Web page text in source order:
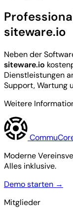
siteware.io
Neben der
siteware.io
Dienstleistungen
Support, Wartung
Weitere
Commu
Moderne
Alles inklusive.
Demo starten →
Mitglieder